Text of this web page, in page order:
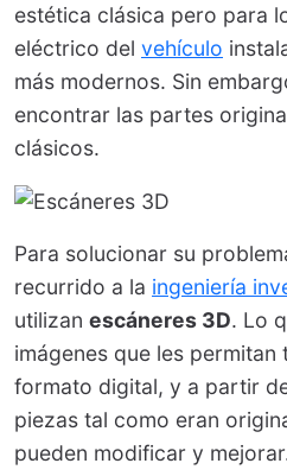
estética clásica pero para
eléctrico del vehículo
más modernos. Sin
encontrar las partes
clásicos.
Para solucionar su
recurrido a la ingeniería
utilizan escáneres 3D. Lo
imágenes que les permitan
formato digital, y a partir
piezas tal como eran
pueden modificar y